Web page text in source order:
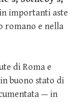
importanti aste
romano e nella
di Roma e
buono stato di
— in